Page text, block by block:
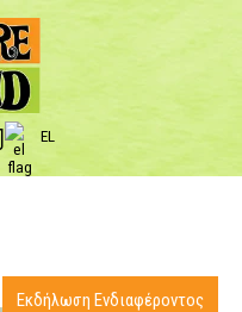
EL
Εκδήλωση Ενδιαφέροντος